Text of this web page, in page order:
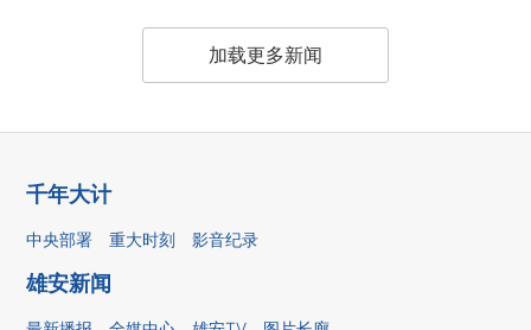
加载更多新闻
千年大计
中央部署 重大时刻 影音纪录
雄安新闻